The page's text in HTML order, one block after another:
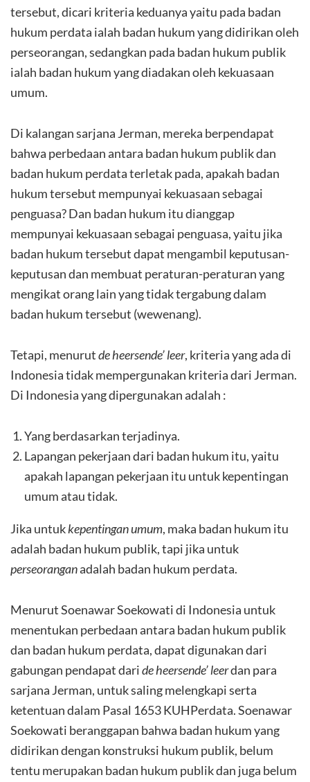
tersebut, dicari kriteria keduanya yaitu pada badan
hukum perdata ialah badan hukum yang didirikan oleh
perseorangan, sedangkan pada badan hukum publik
ialah badan hukum yang diadakan oleh kekuasaan
umum.
Di kalangan sarjana Jerman, mereka berpendapat
bahwa perbedaan antara badan hukum publik dan
badan hukum perdata terletak pada, apakah badan
hukum tersebut mempunyai kekuasaan sebagai
penguasa? Dan badan hukum itu dianggap
mempunyai kekuasaan sebagai penguasa, yaitu jika
badan hukum tersebut dapat mengambil keputusan-
keputusan dan membuat peraturan-peraturan yang
mengikat orang lain yang tidak tergabung dalam
badan hukum tersebut (wewenang).
Tetapi, menurutde heersende’ leer, kriteria yang ada di
Indonesia tidak mempergunakan kriteria dari Jerman.
Di Indonesia yang dipergunakan adalah :
Yang berdasarkan terjadinya.
Lapangan pekerjaan dari badan hukum itu, yaitu
apakah lapangan pekerjaan itu untuk kepentingan
umum atau tidak.
Jika untukkepentingan umum, maka badan hukum itu
adalah badan hukum publik, tapi jika untuk
perseoranganadalah badan hukum perdata.
Menurut Soenawar Soekowati di Indonesia untuk
menentukan perbedaan antara badan hukum publik
dan badan hukum perdata, dapat digunakan dari
gabungan pendapat daride heersende’ leerdan para
sarjana Jerman, untuk saling melengkapi serta
ketentuan dalam Pasal 1653 KUHPerdata. Soenawar
Soekowati beranggapan bahwa badan hukum yang
didirikan dengan konstruksi hukum publik, belum
tentu merupakan badan hukum publik dan juga belum